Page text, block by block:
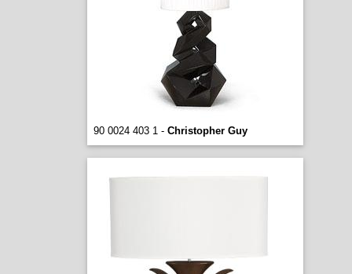
90 0024 403 1 - Christopher Guy